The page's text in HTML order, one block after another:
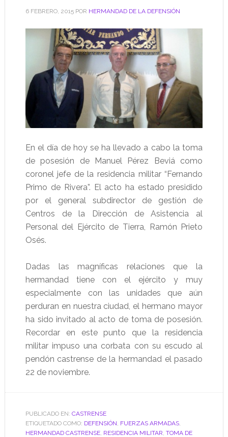
6 FEBRERO, 2015POR HERMANDAD DE LA DEFENSIÓN
En el día de hoy se ha llevado a cabo la toma
de posesión de Manuel Pérez Beviá como
coronel jefe de la residencia militar “Fernando
Primo de Rivera”. El acto ha estado presidido
por el general subdirector de gestión de
Centros de la Dirección de Asistencia al
Personal del Ejército de Tierra, Ramón Prieto
Osés.
Dadas las magníficas relaciones que la
hermandad tiene con el ejército y muy
especialmente con las unidades que aún
perduran en nuestra ciudad, el hermano mayor
ha sido invitado al acto de toma de posesión.
Recordar en este punto que la residencia
militar impuso una corbata con su escudo al
pendón castrense de la hermandad el pasado
22 de noviembre.
PUBLICADO EN: CASTRENSE
ETIQUETADO COMO: DEFENSIÓN FUERZAS ARMADAS,
HERMANDAD CASTRENSE, RESIDENCIA MILITAR TOMA DE